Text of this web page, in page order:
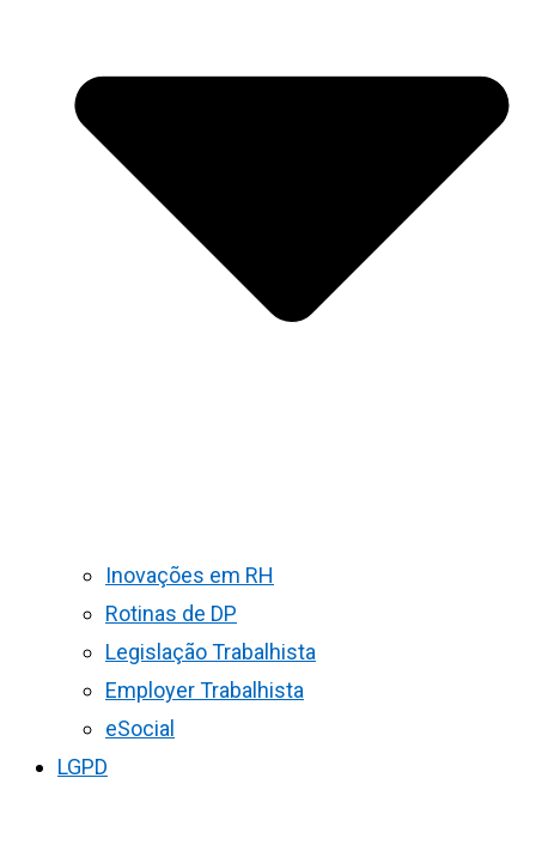
Inovações em RH
Rotinas de DP
Legislação Trabalhista
Employer Trabalhista
eSocial
LGPD